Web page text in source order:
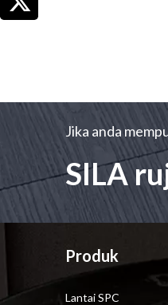
Jika anda
SILA
Produk
Lantai SPC